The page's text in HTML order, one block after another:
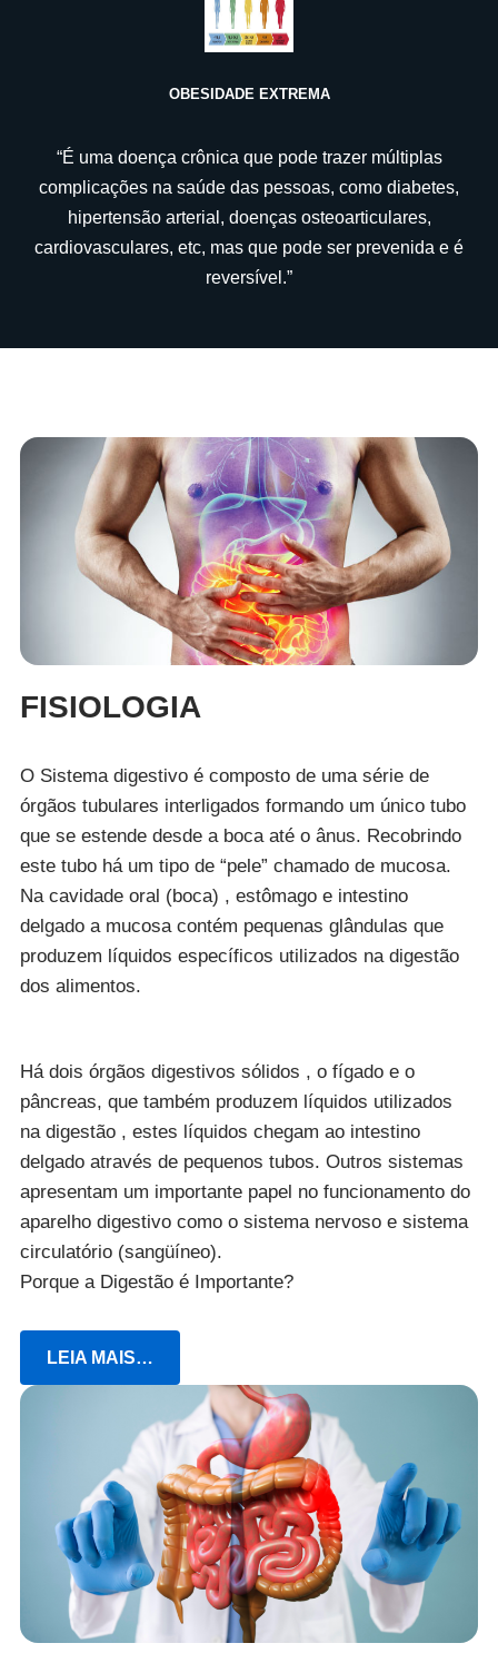
OBESIDADE EXTREMA
“É uma doença crônica que pode trazer múltiplas
complicações na saúde das pessoas, como diabetes,
hipertensão arterial, doenças osteoarticulares,
cardiovasculares, etc, mas que pode ser prevenida e é
reversível.”
FISIOLOGIA
O Sistema digestivo é composto de uma série de
órgãos tubulares interligados formando um único tubo
que se estende desde a boca até o ânus. Recobrindo
este tubo há um tipo de “pele” chamado de mucosa.
Na cavidade oral (boca) , estômago e intestino
delgado a mucosa contém pequenas glândulas que
produzem líquidos específicos utilizados na digestão
dos alimentos.
Há dois órgãos digestivos sólidos , o fígado e o
pâncreas, que também produzem líquidos utilizados
na digestão , estes líquidos chegam ao intestino
delgado através de pequenos tubos. Outros sistemas
apresentam um importante papel no funcionamento do
aparelho digestivo como o sistema nervoso e sistema
circulatório (sangüíneo).
Porque a Digestão é Importante?
LEIA MAIS…